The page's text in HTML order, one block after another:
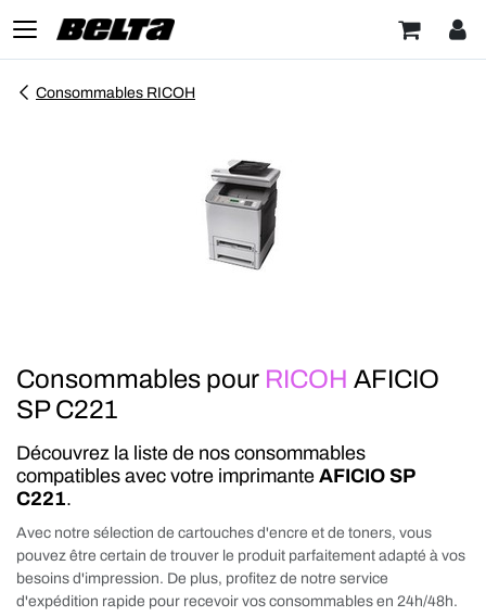
Consommables RICOH
Consommables pour RICOH AFICIO
SP C221
Découvrez la liste de nos consommables
compatibles avec votre imprimante AFICIO SP
C221.
Avec notre sélection de cartouches d'encre et de toners, vous
pouvez être certain de trouver le produit parfaitement adapté à vos
besoins d'impression. De plus, profitez de notre service
d'expédition rapide pour recevoir vos consommables en 24h/48h.